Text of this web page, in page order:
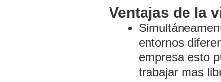
Ventajas de la
entornos
empresa esto
trabajar mas